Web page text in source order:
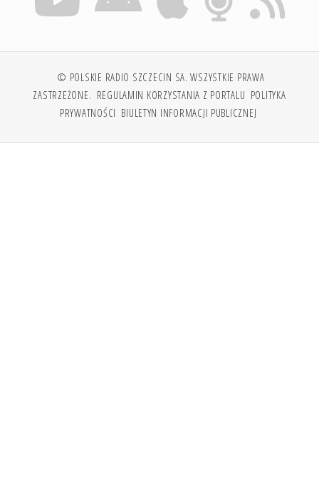
© POLSKIE RADIO SZCZECIN SA. WSZYSTKIE PRAWA
ZASTRZEŻONE. REGULAMIN KORZYSTANIA Z PORTALU POLITYKA
PRYWATNOŚCI BIULETYN INFORMACJI PUBLICZNEJ